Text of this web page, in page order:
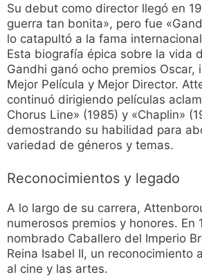
Su debut como director llegó en
guerra tan bonita», pero fue
lo catapultó a la fama
Esta biografía épica sobre la vida
Gandhi ganó ocho premios Oscar,
Mejor Película y Mejor Director.
continuó dirigiendo películas
Chorus Line» (1985) y «Chaplin»
demostrando su habilidad para
variedad de géneros y temas.
Reconocimientos y legado
A lo largo de su carrera,
numerosos premios y honores. En
nombrado Caballero del Imperio
Reina Isabel II, un reconocimiento
al cine y las artes.